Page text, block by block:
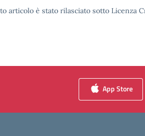
articolo è stato rilasciato sotto Licenza
App Store